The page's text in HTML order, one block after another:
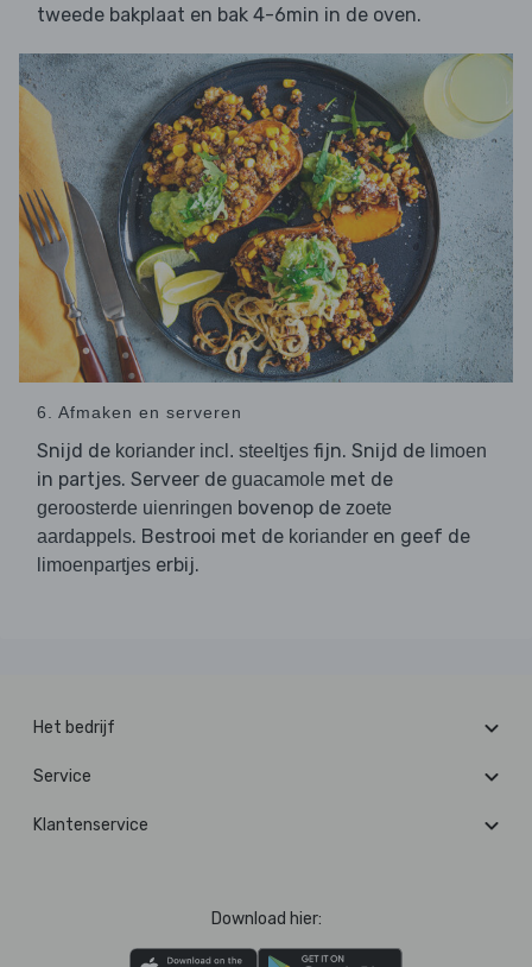
tweede bakplaat en bak 4-6min in de oven.
6. Afmaken en serveren
Snijd de koriander incl. steeltjes fijn. Snijd de limoen
in partjes. Serveer de guacamole met de
geroosterde uienringen bovenop de zoete
aardappels. Bestrooi met de koriander en geef de
limoenpartjes erbij.
Het bedrijf
Service
Klantenservice
Download hier: